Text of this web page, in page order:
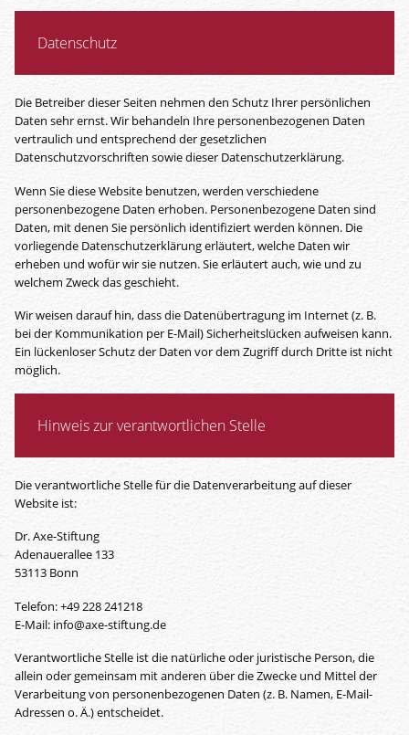
Datenschutz
Die Betreiber dieser Seiten nehmen den Schutz Ihrer persönlichen
Daten sehr ernst. Wir behandeln Ihre personenbezogenen Daten
vertraulich und entsprechend der gesetzlichen
Datenschutzvorschriften sowie dieser Datenschutzerklärung.
Wenn Sie diese Website benutzen, werden verschiedene
personenbezogene Daten erhoben. Personenbezogene Daten sind
Daten, mit denen Sie persönlich identifiziert werden können. Die
vorliegende Datenschutzerklärung erläutert, welche Daten wir
erheben und wofür wir sie nutzen. Sie erläutert auch, wie und zu
welchem Zweck das geschieht.
Wir weisen darauf hin, dass die Datenübertragung im Internet (z. B.
bei der Kommunikation per E-Mail) Sicherheitslücken aufweisen kann.
Ein lückenloser Schutz der Daten vor dem Zugriff durch Dritte ist nicht
möglich.
Hinweis zur verantwortlichen Stelle
Die verantwortliche Stelle für die Datenverarbeitung auf dieser
Website ist:
Dr. Axe-Stiftung
Adenauerallee 133
53113 Bonn
Telefon: +49 228 241218
E-Mail: info@axe-stiftung.de
Verantwortliche Stelle ist die natürliche oder juristische Person, die
allein oder gemeinsam mit anderen über die Zwecke und Mittel der
Verarbeitung von personenbezogenen Daten (z. B. Namen, E-Mail-
Adressen o. Ä.) entscheidet.